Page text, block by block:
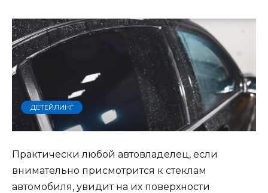
ДЕТЕЙЛИНГ
Практически любой автовладелец, если
внимательно присмотрится к стеклам
автомобиля, увидит на их поверхности